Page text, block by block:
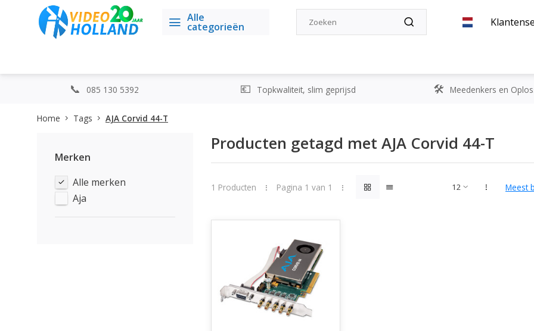
Alle
categorieën
085 130 5392 Topkwaliteit, slim geprijsd Meedenkers en
Home Tags AJA Corvid 44-T
Merken
Alle merken
Aja
Producten getagd met AJA Corvid 44-T
1 Producten Pagina 1 van 1 Meest